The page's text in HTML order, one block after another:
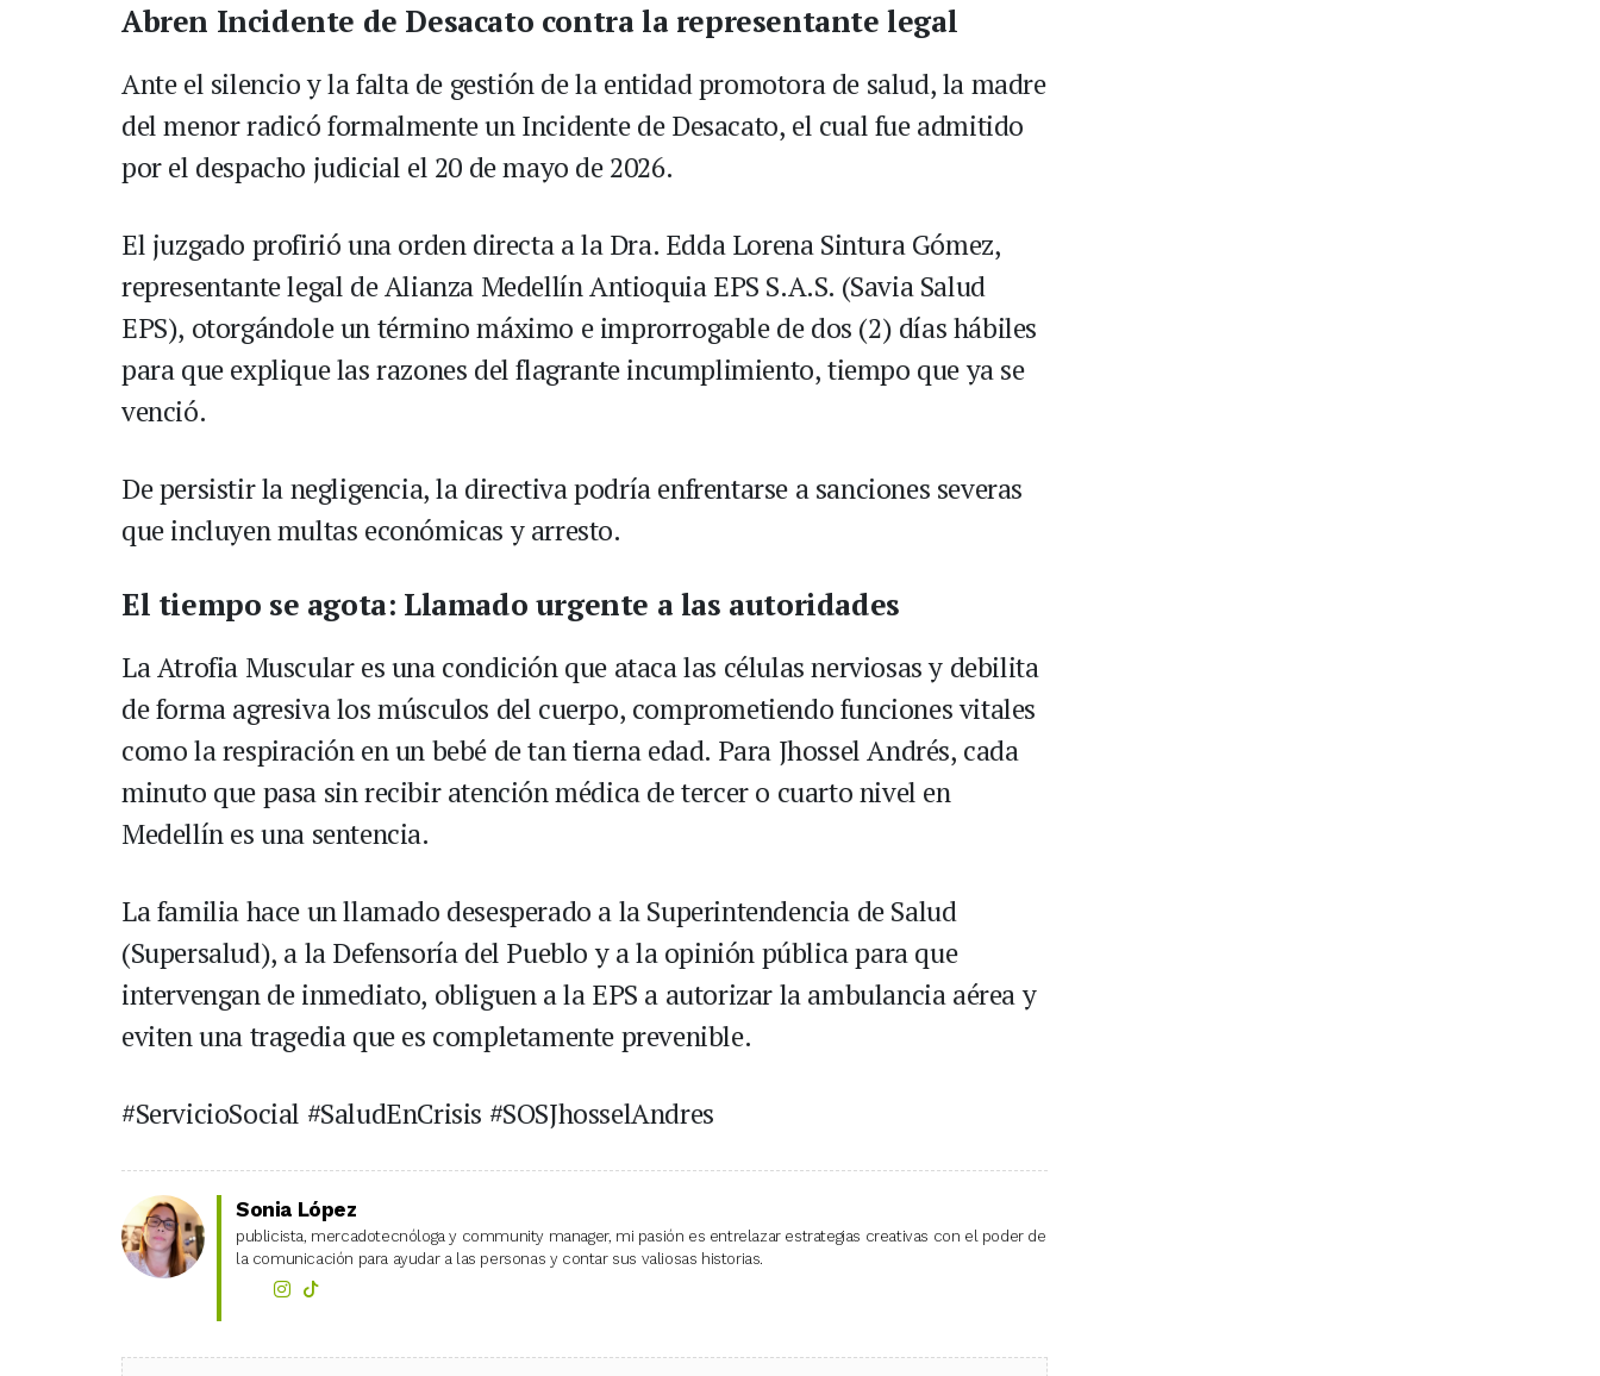
Abren Incidente de Desacato contra la representante legal
Ante el silencio y la falta de gestión de la entidad promotora de salud, la madre
del menor radicó formalmente un Incidente de Desacato, el cual fue admitido
por el despacho judicial el 20 de mayo de 2026.
El juzgado profirió una orden directa a la Dra. Edda Lorena Sintura Gómez,
representante legal de Alianza Medellín Antioquia EPS S.A.S. (Savia Salud
EPS), otorgándole un término máximo e improrrogable de dos (2) días hábiles
para que explique las razones del flagrante incumplimiento, tiempo que ya se
venció.
De persistir la negligencia, la directiva podría enfrentarse a sanciones severas
que incluyen multas económicas y arresto.
El tiempo se agota: Llamado urgente a las autoridades
La Atrofia Muscular es una condición que ataca las células nerviosas y debilita
de forma agresiva los músculos del cuerpo, comprometiendo funciones vitales
como la respiración en un bebé de tan tierna edad. Para Jhossel Andrés, cada
minuto que pasa sin recibir atención médica de tercer o cuarto nivel en
Medellín es una sentencia.
La familia hace un llamado desesperado a la Superintendencia de Salud
(Supersalud), a la Defensoría del Pueblo y a la opinión pública para que
intervengan de inmediato, obliguen a la EPS a autorizar la ambulancia aérea y
eviten una tragedia que es completamente prevenible.
#ServicioSocial #SaludEnCrisis #SOSJhosselAndres
Sonia López
publicista, mercadotecnóloga y community manager, mi pasión es entrelazar estrategias creativas con el poder de
la comunicación para ayudar a las personas y contar sus valiosas historias.